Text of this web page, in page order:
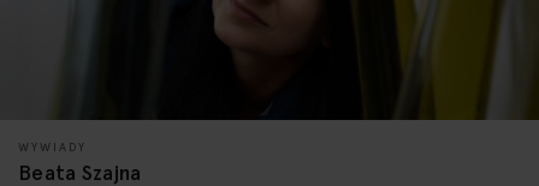
WYWIADY
Beata Szajna